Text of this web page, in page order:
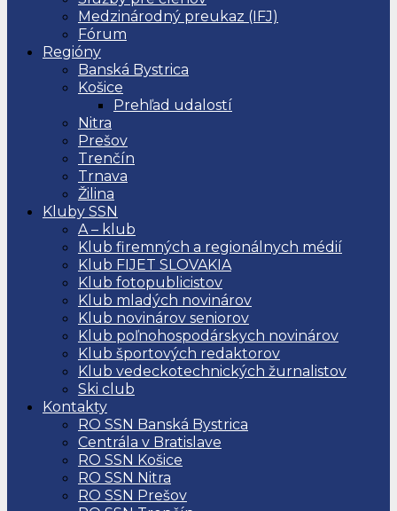
Medzinárodný preukaz (IFJ)
Fórum
Regióny
Banská Bystrica
Košice
Prehľad udalostí
Nitra
Prešov
Trenčín
Trnava
Žilina
Kluby SSN
A – klub
Klub firemných a regionálnych médií
Klub FIJET SLOVAKIA
Klub fotopublicistov
Klub mladých novinárov
Klub novinárov seniorov
Klub poľnohospodárskych novinárov
Klub športových redaktorov
Klub vedeckotechnických žurnalistov
Ski club
Kontakty
RO SSN Banská Bystrica
Centrála v Bratislave
RO SSN Košice
RO SSN Nitra
RO SSN Prešov